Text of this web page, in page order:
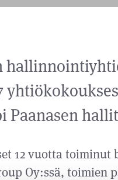
Paanasen
12 vuotta toiminut
Oy:ssä, toimien